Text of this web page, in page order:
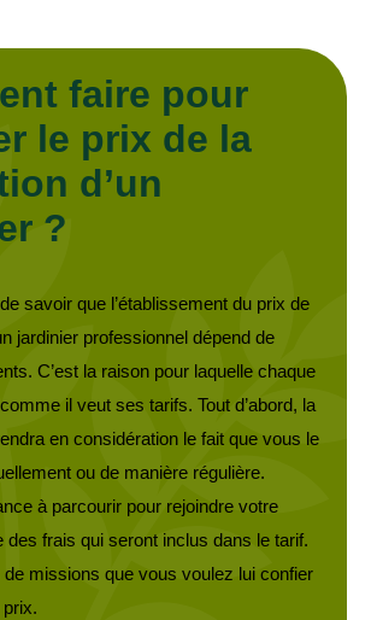
faire pour
le prix de la
d’un
?
savoir que l’établissement du prix de
jardinier professionnel dépend de
C’est la raison pour laquelle chaque
il veut ses tarifs. Tout d’abord, la
en considération le fait que vous le
ou de manière régulière.
à parcourir pour rejoindre votre
des frais qui seront inclus dans le tarif.
missions que vous voulez lui confier